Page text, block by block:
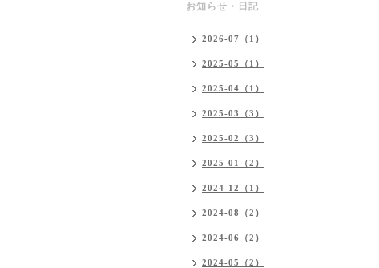
お知らせ・日記
2026-07（1）
2025-05（1）
2025-04（1）
2025-03（3）
2025-02（3）
2025-01（2）
2024-12（1）
2024-08（2）
2024-06（2）
2024-05（2）